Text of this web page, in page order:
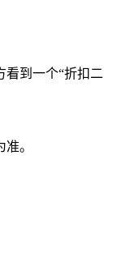
看到一个“折扣二
。